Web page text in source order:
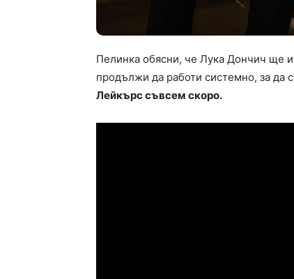
Пелинка обясни, че Лука Дончич ще
продължи да работи системно, за да
Лейкърс съвсем скоро.